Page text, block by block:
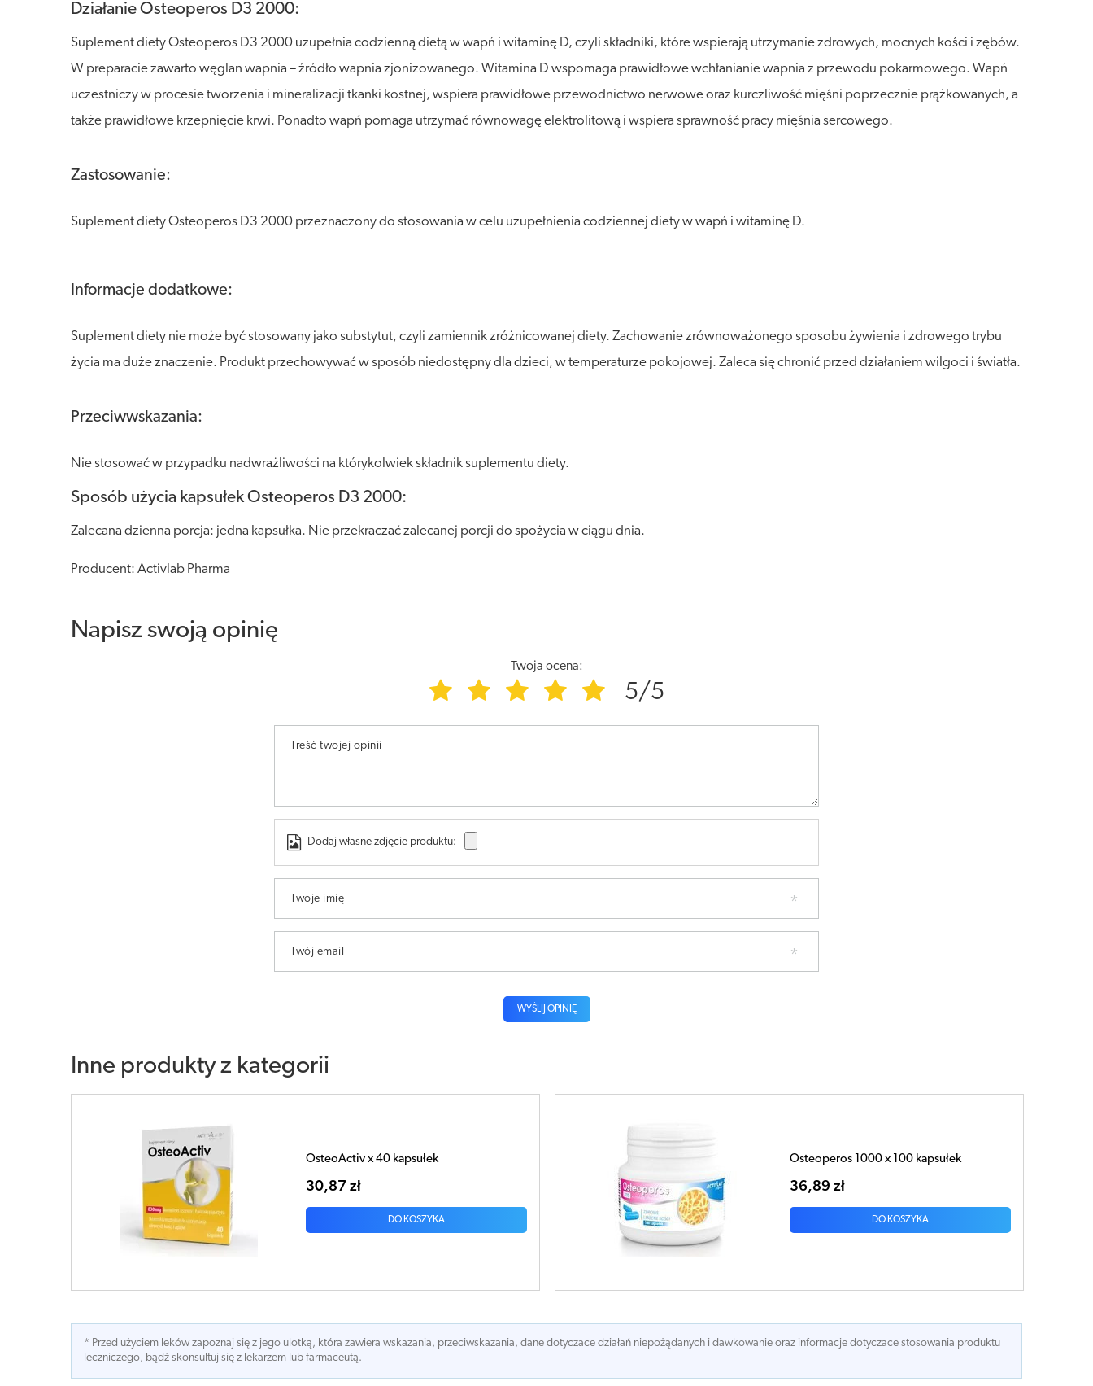
Działanie Osteoperos D3 2000:
Suplement diety Osteoperos D3 2000 uzupełnia codzienną dietą w wapń i witaminę D, czyli składniki, które wspierają utrzymanie zdrowych, mocnych kości i zębów.
W preparacie zawarto węglan wapnia – źródło wapnia zjonizowanego. Witamina D wspomaga prawidłowe wchłanianie wapnia z przewodu pokarmowego. Wapń
uczestniczy w procesie tworzenia i mineralizacji tkanki kostnej, wspiera prawidłowe przewodnictwo nerwowe oraz kurczliwość mięśni poprzecznie prążkowanych, a
także prawidłowe krzepnięcie krwi. Ponadto wapń pomaga utrzymać równowagę elektrolitową i wspiera sprawność pracy mięśnia sercowego.
Zastosowanie:
Suplement diety Osteoperos D3 2000 przeznaczony do stosowania w celu uzupełnienia codziennej diety w wapń i witaminę D.
Informacje dodatkowe:
Suplement diety nie może być stosowany jako substytut, czyli zamiennik zróżnicowanej diety. Zachowanie zrównoważonego sposobu żywienia i zdrowego trybu
życia ma duże znaczenie. Produkt przechowywać w sposób niedostępny dla dzieci, w temperaturze pokojowej. Zaleca się chronić przed działaniem wilgoci i światła.
Przeciwwskazania:
Nie stosować w przypadku nadwrażliwości na którykolwiek składnik suplementu diety.
Sposób użycia kapsułek Osteoperos D3 2000:
Zalecana dzienna porcja: jedna kapsułka. Nie przekraczać zalecanej porcji do spożycia w ciągu dnia.
Producent: Activlab Pharma
Napisz swoją opinię
Twoja ocena:
5/5
Treść twojej opinii
Dodaj własne zdjęcie produktu:
Twoje imię
Twój email
WYŚLIJ OPINIĘ
Inne produkty z kategorii
OsteoActiv x 40 kapsułek
30,87 zł
DO KOSZYKA
Osteoperos 1000 x 100 kapsułek
36,89 zł
DO KOSZYKA
* Przed użyciem leków zapoznaj się z jego ulotką, która zawiera wskazania, przeciwskazania, dane dotyczace działań niepożądanych i dawkowanie oraz informacje dotyczace stosowania produktu
leczniczego, bądź skonsultuj się z lekarzem lub farmaceutą.